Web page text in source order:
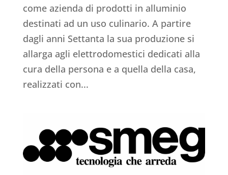
come azienda di prodotti in alluminio
destinati ad un uso culinario. A partire
dagli anni Settanta la sua produzione si
allarga agli elettrodomestici dedicati alla
cura della persona e a quella della casa,
realizzati con...